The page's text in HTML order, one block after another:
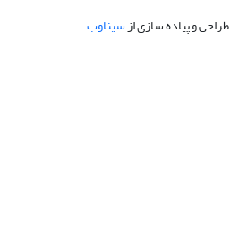
طراحی و پیاده سازی ازسیناوب